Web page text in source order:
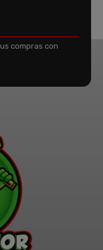
compras con